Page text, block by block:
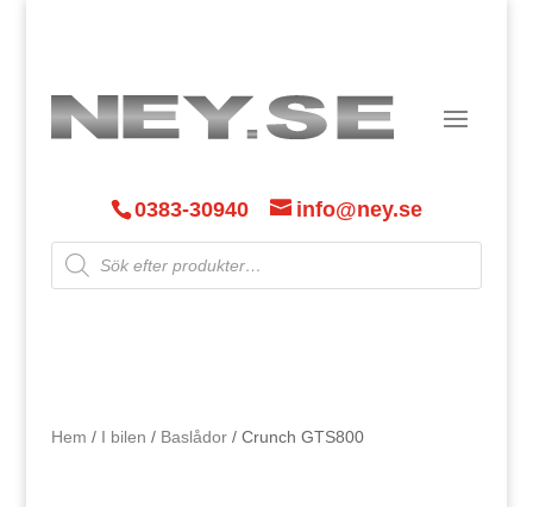
0383-30940 info@ney.se
Products
search
Hem / I bilen / Baslådor/ Crunch GTS800